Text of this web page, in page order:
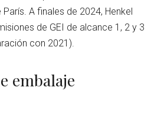
A finales de 2024, Henkel
de GEI de alcance 1, 2 y 3
con 2021).
embalaje